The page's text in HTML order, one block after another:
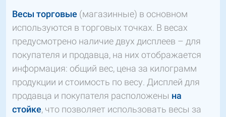
Весы торговые (магазинные) в основном
используются в торговых точках. В весах
предусмотрено наличие двух дисплеев – для
покупателя и продавца, на них отображается
информация: общий вес, цена за килограмм
продукции и стоимость по весу. Дисплей для
продавца и покупателя расположены на
стойке, что позволяет использовать весы за